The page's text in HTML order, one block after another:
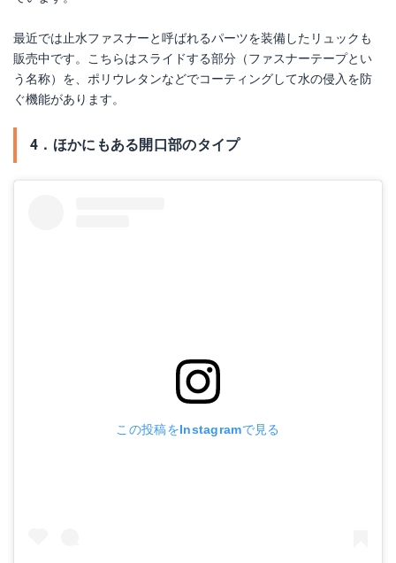
最近では止水ファスナーと呼ばれるパーツを装備したリュックも
販売中です。こちらはスライドする部分（ファスナーテープとい
う名称）を、ポリウレタンなどでコーティングして水の侵入を防
ぐ機能があります。
4．ほかにもある開口部のタイプ
この投稿をInstagramで見る